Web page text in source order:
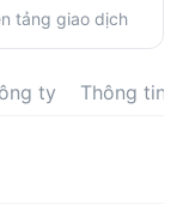
tảng giao dịch
ty Thông tin